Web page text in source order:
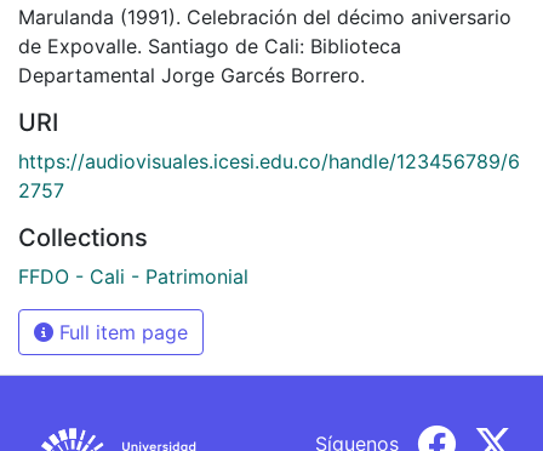
Marulanda (1991). Celebración del décimo aniversario
de Expovalle. Santiago de Cali: Biblioteca
Departamental Jorge Garcés Borrero.
URI
https://audiovisuales.icesi.edu.co/handle/123456789/6
2757
Collections
FFDO - Cali - Patrimonial
Full item page
Síguenos